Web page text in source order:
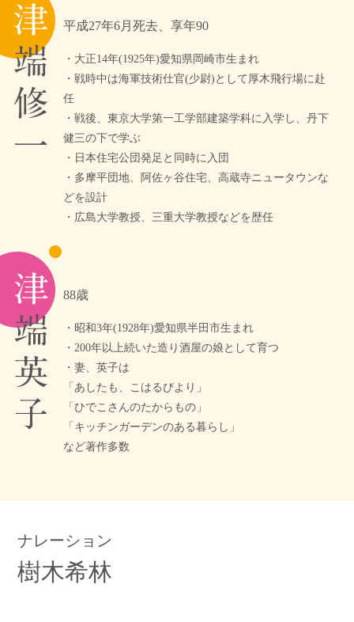
平成27年6月死去、享年90
・大正14年(1925年)愛知県岡崎市生まれ
・戦時中は海軍技術仕官(少尉)として厚木飛行場に赴
任
・戦後、東京大学第一工学部建築学科に入学し、丹下
健三の下で学ぶ
・日本住宅公団発足と同時に入団
・多摩平団地、阿佐ヶ谷住宅、高蔵寺ニュータウンな
どを設計
・広島大学教授、三重大学教授などを歴任
88歳
・昭和3年(1928年)愛知県半田市生まれ
・200年以上続いた造り酒屋の娘として育つ
・妻、英子は
「あしたも、こはるびより」
「ひでこさんのたからもの」
「キッチンガーデンのある暮らし」
など著作多数
ナレーション
樹木希林